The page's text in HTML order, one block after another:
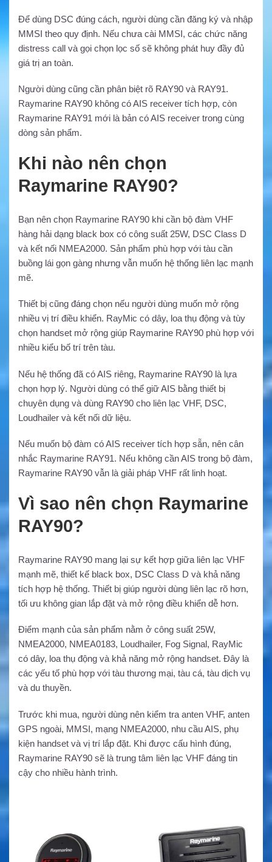
Để dùng DSC đúng cách, người dùng cần đăng ký và nhập
MMSI theo quy định. Nếu chưa cài MMSI, các chức năng
distress call và gọi chọn lọc số sẽ không phát huy đầy đủ
giá trị an toàn.
Người dùng cũng cần phân biệt rõ RAY90 và RAY91.
Raymarine RAY90 không có AIS receiver tích hợp, còn
Raymarine RAY91 mới là bản có AIS receiver trong cùng
dòng sản phẩm.
Khi nào nên chọn
Raymarine RAY90?
Bạn nên chọn Raymarine RAY90 khi cần bộ đàm VHF
hàng hải dạng black box có công suất 25W, DSC Class D
và kết nối NMEA2000. Sản phẩm phù hợp với tàu cần
buồng lái gọn gàng nhưng vẫn muốn hệ thống liên lạc mạnh
mẽ.
Thiết bị cũng đáng chọn nếu người dùng muốn mở rộng
nhiều vị trí điều khiển. RayMic có dây, loa thụ động và tùy
chọn handset mở rộng giúp Raymarine RAY90 phù hợp với
nhiều kiểu bố trí trên tàu.
Nếu hệ thống đã có AIS riêng, Raymarine RAY90 là lựa
chọn hợp lý. Người dùng có thể giữ AIS bằng thiết bị
chuyên dụng và dùng RAY90 cho liên lạc VHF, DSC,
Loudhailer và kết nối dữ liệu.
Nếu muốn bộ đàm có AIS receiver tích hợp sẵn, nên cân
nhắc Raymarine RAY91. Nếu không cần AIS trong bộ đàm,
Raymarine RAY90 vẫn là giải pháp VHF rất linh hoạt.
Vì sao nên chọn Raymarine
RAY90?
Raymarine RAY90 mang lại sự kết hợp giữa liên lạc VHF
mạnh mẽ, thiết kế black box, DSC Class D và khả năng
tích hợp hệ thống. Thiết bị giúp người dùng liên lạc rõ hơn,
tối ưu không gian lắp đặt và mở rộng điều khiển dễ hơn.
Điểm mạnh của sản phẩm nằm ở công suất 25W,
NMEA2000, NMEA0183, Loudhailer, Fog Signal, RayMic
có dây, loa thụ động và khả năng mở rộng handset. Đây là
các yếu tố phù hợp với tàu thương mại, tàu cá, tàu dịch vụ
và du thuyền.
Trước khi mua, người dùng nên kiểm tra anten VHF, anten
GPS ngoài, MMSI, mạng NMEA2000, nhu cầu AIS, phụ
kiện handset và vị trí lắp đặt. Khi được cấu hình đúng,
Raymarine RAY90 sẽ là trung tâm liên lạc VHF đáng tin
cậy cho nhiều hành trình.